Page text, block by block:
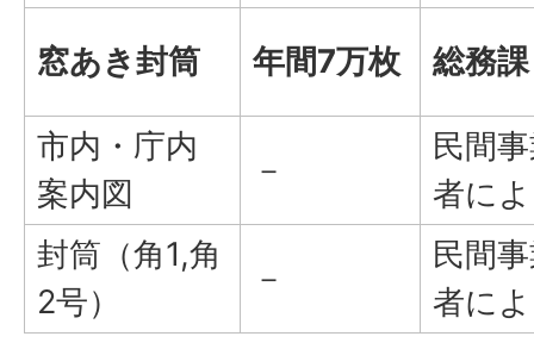
窓あき封筒 年間7万枚 総務課
市内・庁内
案内図
－
民間
者に
封筒（角1,角
2号）
－
民間
者に